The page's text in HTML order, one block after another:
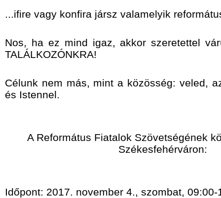
...ifire vagy konfira jársz valamelyik
Nos, ha ez mind igaz, akkor szeretettel
TALÁLKOZÓNKRA!
Célunk nem más, mint a közösség: veled,
és Istennel.
A Református Fiatalok Szövetségének
Székesfehérváron:
Időpont: 2017. november 4., szombat, 09:00-